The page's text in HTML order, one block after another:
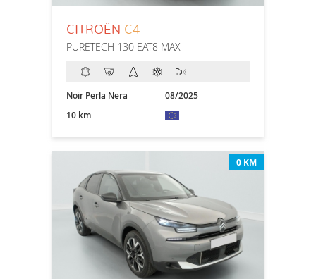
CITROËN C4
PURETECH 130 EAT8 MAX
Noir Perla Nera
08/2025
10 km
0 KM